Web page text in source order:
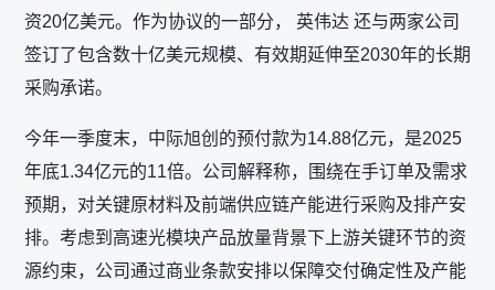
资20亿美元。作为协议的一部分， 英伟达 还与两家公司
签订了包含数十亿美元规模、有效期延伸至2030年的长期
采购承诺。
今年一季度末，中际旭创的预付款为14.88亿元，是2025
年底1.34亿元的11倍。公司解释称，围绕在手订单及需求
预期，对关键原材料及前端供应链产能进行采购及排产安
排。考虑到高速光模块产品放量背景下上游关键环节的资
源约束，公司通过商业条款安排以保障交付确定性及产能